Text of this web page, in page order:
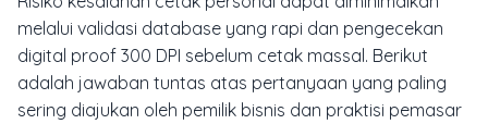
melalui validasi database yang rapi dan pengecekan
digital proof 300 DPI sebelum cetak massal. Berikut
adalah jawaban tuntas atas pertanyaan yang paling
sering diajukan oleh pemilik bisnis dan praktisi pemasar